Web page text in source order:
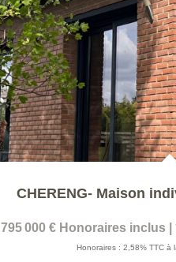
CHERENG- Maison
795 000 € Honoraires inclus
Honoraires : 2,58% TTC à